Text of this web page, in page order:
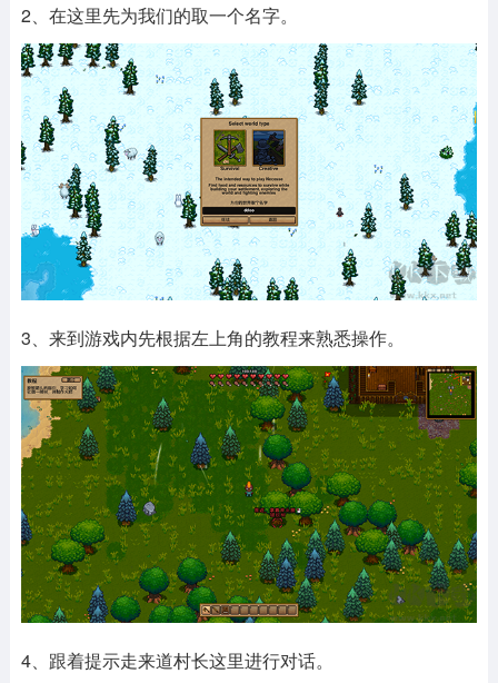
2、在这里先为我们的取一个名字。
3、来到游戏内先根据左上角的教程来熟悉操作。
4、跟着提示走来道村长这里进行对话。